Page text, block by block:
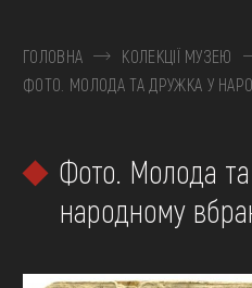
КОЛЕКЦІЇ
ВИСТАВКИ ТА ПОДІЇ
ВІДВІДАТИ
НАВЧИТИСЯ
ПОСЛУГИ
ГОЛОВНА КОЛЕКЦІЇ МУЗЕЮ
ФОТО. МОЛОДА ТА ДРУЖКА У
Фото. Молода
народному